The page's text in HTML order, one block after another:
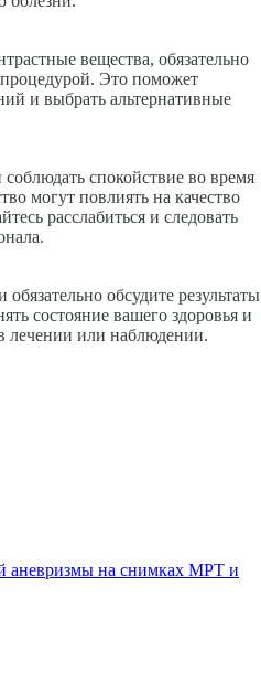
вещества, обязательно
Это поможет
и выбрать альтернативные
спокойствие во время
могут повлиять на качество
расслабиться и следовать
обсудите результаты
состояние вашего здоровья и
лечении или наблюдении.
аневризмы на снимках МРТ и